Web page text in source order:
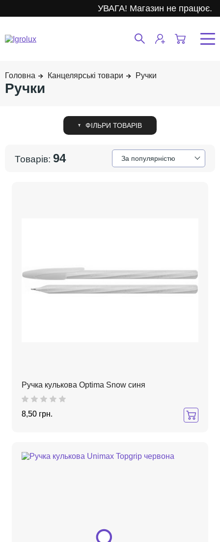
УВАГА! Магазин не працює.
Канцелярські товари Ручки
Ручки
94
Ручка кулькова Optima Snow синя
8,50 грн.